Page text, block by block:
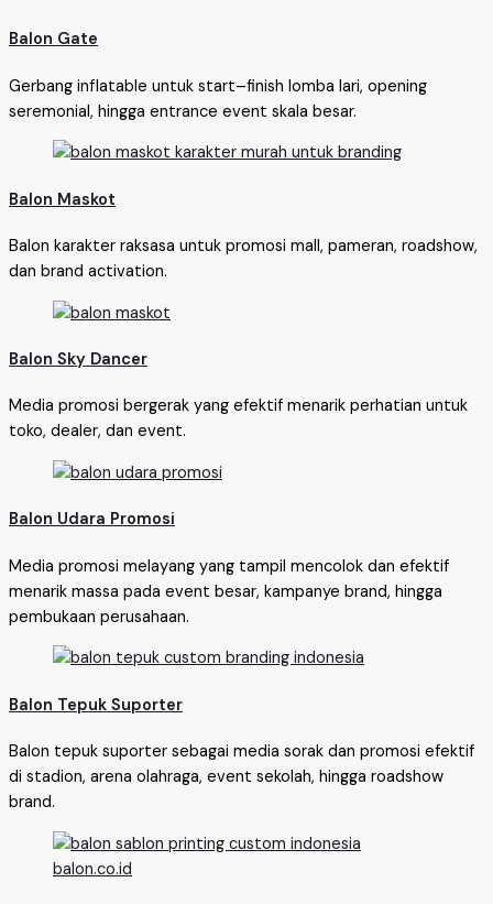
Balon Gate
Gerbang inflatable untuk start–finish lomba lari, opening
seremonial, hingga entrance event skala besar.
Balon Maskot
Balon karakter raksasa untuk promosi mall, pameran, roadshow,
dan brand activation.
Balon Sky Dancer
Media promosi bergerak yang efektif menarik perhatian untuk
toko, dealer, dan event.
Balon Udara Promosi
Media promosi melayang yang tampil mencolok dan efektif
menarik massa pada event besar, kampanye brand, hingga
pembukaan perusahaan.
Balon Tepuk Suporter
Balon tepuk suporter sebagai media sorak dan promosi efektif
di stadion, arena olahraga, event sekolah, hingga roadshow
brand.